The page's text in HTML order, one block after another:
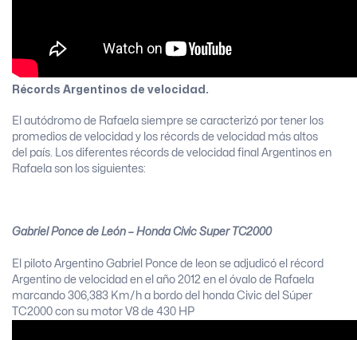
Récords Argentinos de velocidad.
El autódromo de Rafaela siempre se caracterizó por tener los
promedios de velocidad y los récords de velocidad más altos
del país. Los diferentes récords de velocidad final Argentinos en
Rafaela son los siguientes:
Gabriel Ponce de León – Honda Civic Super TC2000
El piloto Argentino Gabriel Ponce de leon se adjudicó el récord
Argentino de velocidad en el año 2012 en el óvalo de Rafaela
marcando 306,383 Km/h a bordo del honda Civic del Súper
TC2000 con su motor V8 de 430 HP